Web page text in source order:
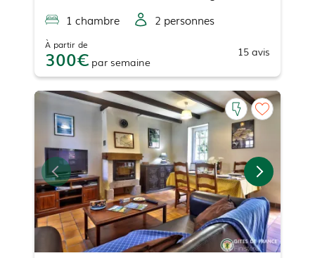
1 chambre 2 personnes
À partir de
300 par semaine
15 avis